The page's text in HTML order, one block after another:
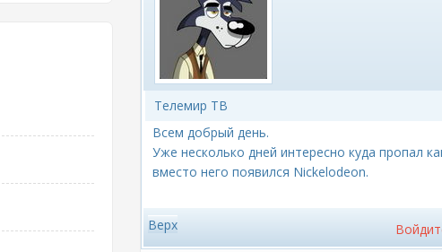
Телемир ТВ
Всем добрый день.
Уже несколько дней интересно куда пропал
вместо него появился Nickelodeon.
Верх